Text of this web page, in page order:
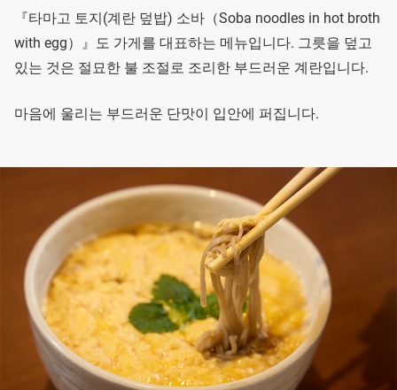
『타마고 토지(계란 덮밥) 소바（Soba noodles in hot broth
with egg）』도 가게를 대표하는 메뉴입니다. 그릇을 덮고
있는 것은 절묘한 불 조절로 조리한 부드러운 계란입니다.
마음에 울리는 부드러운 단맛이 입안에 퍼집니다.